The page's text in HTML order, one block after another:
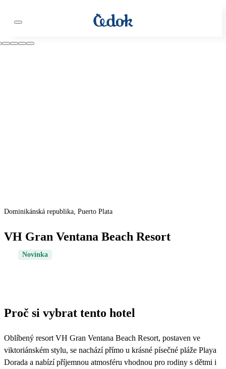
Dominikánská republika, Puerto Plata
VH Gran Ventana Beach Resort
Novinka
Proč si vybrat tento hotel
Oblíbený resort VH Gran Ventana Beach Resort, postaven ve
viktoriánském stylu, se nachází přímo u krásné písečné pláže Playa
Dorada a nabízí příjemnou atmosféru vhodnou pro rodiny s dětmi i